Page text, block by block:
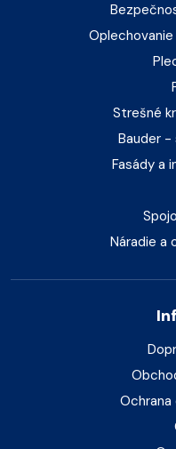
Strešné
Bauder
Fasády a
Náradie a